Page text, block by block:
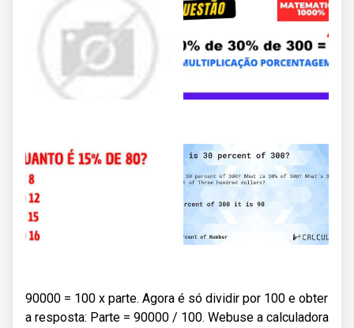
90000 = 100 x parte. Agora é só dividir por 100 e obter
a resposta: Parte = 90000 / 100. Webuse a calculadora